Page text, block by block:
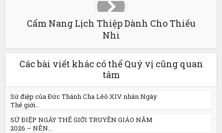
Cẩm Nang Lịch Thiệp Dành Cho Thiếu
Nhi
Các bài viết khác có thể Quý vị cũng quan
tâm
Sứ điệp của Đức Thánh Cha Lêô XIV nhân Ngày
Thế giới...
SỨ ĐIỆP NGÀY THẾ GIỚI TRUYỀN GIÁO NĂM
2026 – NÊN...